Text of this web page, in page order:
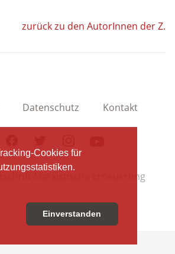
Cookies für
Einverstanden
zurück zu den AutorInnen der Z.
Datenschutz Kontakt
Marxistische Erneuerung